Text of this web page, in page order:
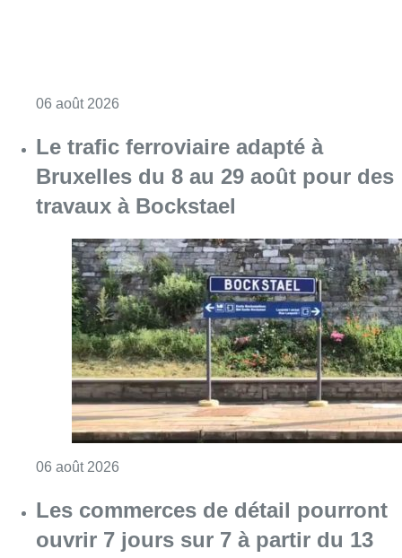
06 août 2026
Le trafic ferroviaire adapté à
Bruxelles du 8 au 29 août pour des
travaux à Bockstael
06 août 2026
Les commerces de détail pourront
ouvrir 7 jours sur 7 à partir du 13